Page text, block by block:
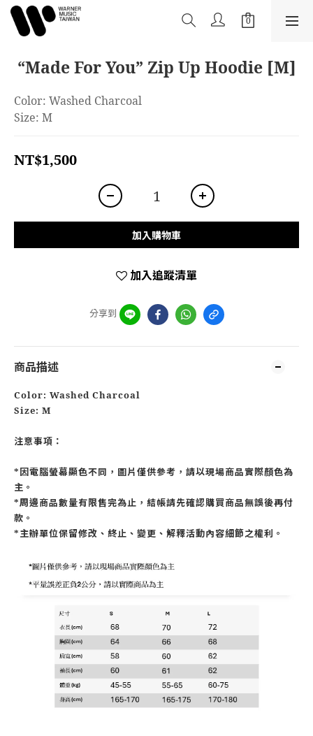
“Made For You” Zip Up Hoodie [M]
Color: Washed Charcoal
Size: M
NT$1,500
加入購物車
加入追蹤清單
分享到
商品描述
Color: Washed Charcoal
Size: M
注意事項：
*因電腦螢幕顯色不同，圖片僅供參考，請以現場商品實際顏色為
主。
*周邊商品數量有限售完為止，結帳請先確認購買商品無誤後再付
款。
*主辦單位保留修改、終止、變更、解釋活動內容細節之權利。